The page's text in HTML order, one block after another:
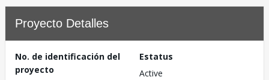
Proyecto Detalles
No. de identificación del
proyecto
Estatus
Active